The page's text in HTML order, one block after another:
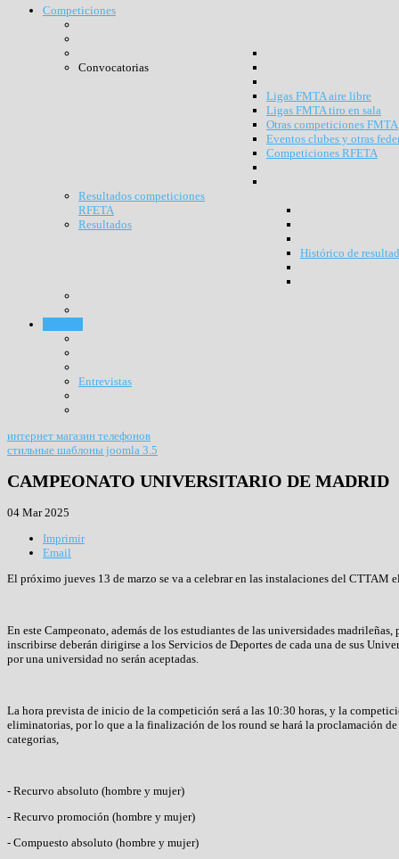
Competiciones
Convocatorias
Ligas FMTA aire libre
Ligas FMTA tiro en sala
Otras competiciones FMTA
Eventos clubes y otras
Competiciones RFETA
Resultados competiciones
RFETA
Resultados
Histórico de
Entrevistas
интернет магазин телефонов
стильные шаблоны joomla 3.5
CAMPEONATO UNIVERSITARIO DE MADRID
04 Mar 2025
Imprimir
Email
El próximo jueves 13 de marzo se va a celebrar en las instalaciones del CTTAM
En este Campeonato, además de los estudiantes de las universidades
inscribirse deberán dirigirse a los Servicios de Deportes de cada una de sus
por una universidad no serán aceptadas.
La hora prevista de inicio de la competición será a las 10:30 horas, y la
eliminatorias, por lo que a la finalización de los round se hará la proclamación
categorias,
- Recurvo absoluto (hombre y mujer)
- Recurvo promoción (hombre y mujer)
- Compuesto absoluto (hombre y mujer)